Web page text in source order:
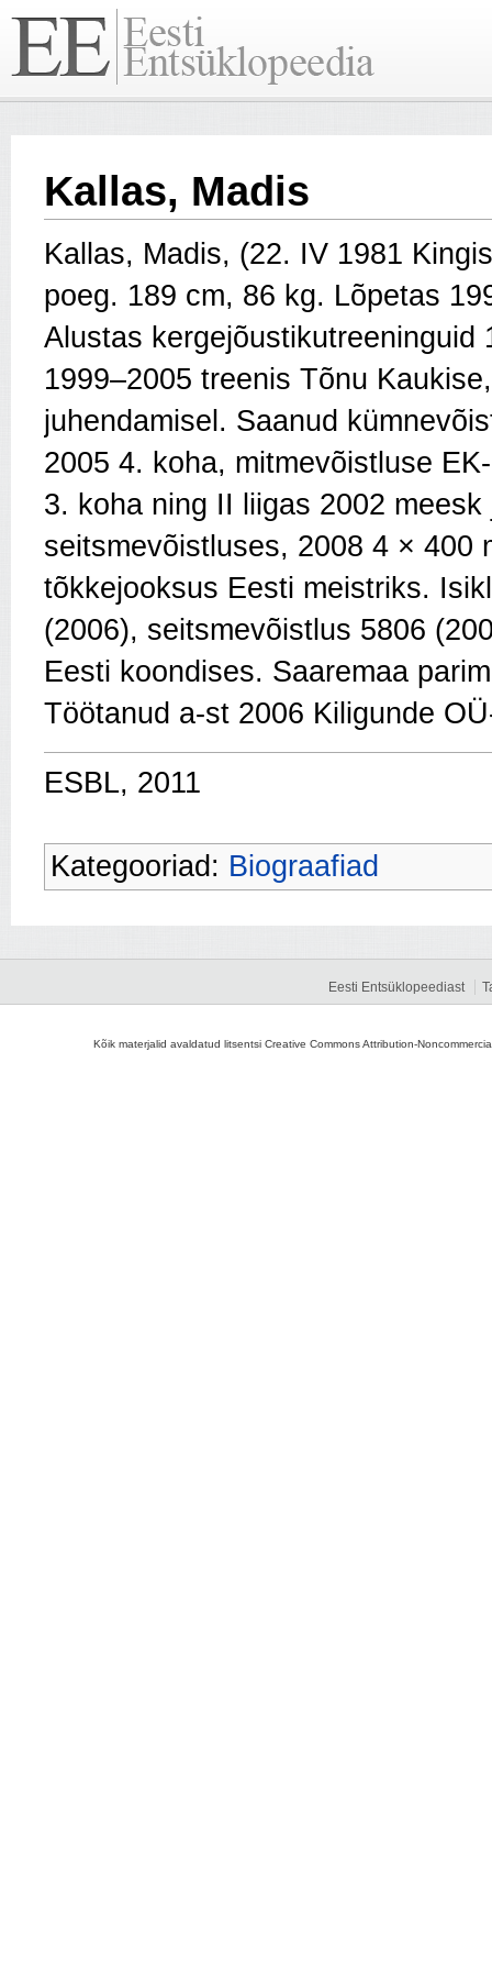
Kallas, Madis
Kallas, Madis, (22. IV 1981
poeg. 189 cm, 86 kg. Lõpetas
Alustas kergejõustikutreeninguid
1999–2005 treenis Tõnu
juhendamisel. Saanud
2005 4. koha, mitmevõistluse
3. koha ning II liigas 2002
seitsmevõistluses, 2008 4 × 400
tõkkejooksus Eesti meistriks.
(2006), seitsmevõistlus 5806
Eesti koondises. Saaremaa
Töötanud a-st 2006 Kiligunde
ESBL, 2011
Kategooriad: Biograafiad
Eesti Entsüklopeediast
Kõik materjalid avaldatud litsentsi Creative Commons Attribution-